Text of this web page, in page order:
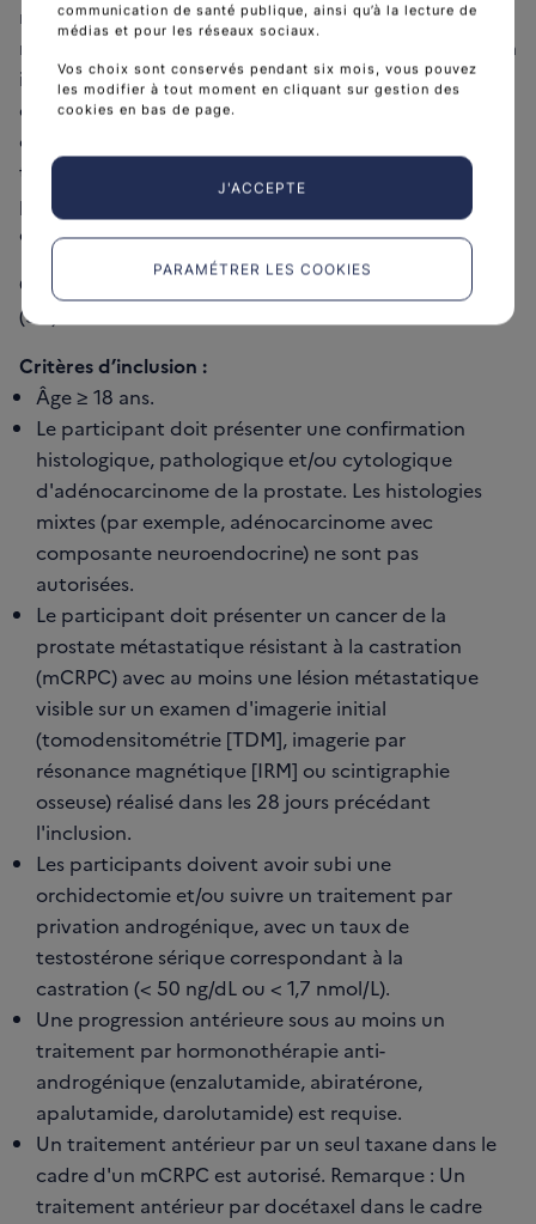
métastatique résistant à la castration (mCRPC) seront
randomisés pour recevoir du xaluritamig par perfusion
intraveineuse (IV). - Bras B : les participants atteints
d’un mCRPC seront randomisés pour recevoir du
cabazitaxel par perfusion IV ou un deuxième
traitement anti-androgénique, soit de l’abiratérone
par voie orale, soit de l’enzalutamide par voie orale, au
choix de l’investigateur.
Objectif(s) principal(aux) : Évaluer la survie globale
(SG)
Critères d’inclusion :
Âge ≥ 18 ans.
Le participant doit présenter une confirmation
histologique, pathologique et/ou cytologique
d'adénocarcinome de la prostate. Les histologies
mixtes (par exemple, adénocarcinome avec
composante neuroendocrine) ne sont pas
autorisées.
Le participant doit présenter un cancer de la
prostate métastatique résistant à la castration
(mCRPC) avec au moins une lésion métastatique
visible sur un examen d'imagerie initial
(tomodensitométrie [TDM], imagerie par
résonance magnétique [IRM] ou scintigraphie
osseuse) réalisé dans les 28 jours précédant
l'inclusion.
Les participants doivent avoir subi une
orchidectomie et/ou suivre un traitement par
privation androgénique, avec un taux de
testostérone sérique correspondant à la
castration (< 50 ng/dL ou < 1,7 nmol/L).
Une progression antérieure sous au moins un
traitement par hormonothérapie anti-
androgénique (enzalutamide, abiratérone,
apalutamide, darolutamide) est requise.
Un traitement antérieur par un seul taxane dans le
cadre d'un mCRPC est autorisé. Remarque : Un
traitement antérieur par docétaxel dans le cadre
communication de santé publique, ainsi qu’à la lecture de
médias et pour les réseaux sociaux.
Vos choix sont conservés pendant six mois, vous pouvez
les modifier à tout moment en cliquant sur gestion des
cookies en bas de page.
J'ACCEPTE
PARAMÉTRER LES COOKIES